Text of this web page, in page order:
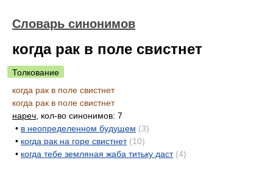
Словарь синонимов
когда рак в поле свистнет
Толкование
когда рак в поле свистнет
когда рак в поле свистнет
нареч , кол-во синонимов: 7
• в неопределенном будущем (3)
• когда рак на горе свистнет (10)
• когда тебе земляная жаба титьку даст (4)